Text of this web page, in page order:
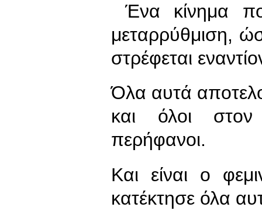
Ένα κίνημα
μεταρρύθμιση,
στρέφεται
Όλα αυτά
και όλοι
περήφανοι.
Και είναι ο
κατέκτησε όλα